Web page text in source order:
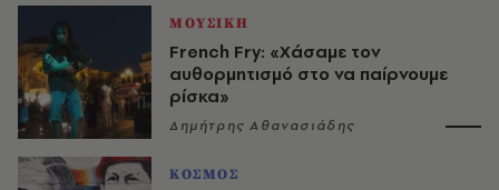
ΜΟΥΣΙΚΗ
French Fry: «Χάσαμε τον
αυθορμητισμό στο να παίρνουμε
ρίσκα»
Δημήτρης Αθανασιάδης
ΚΟΣΜΟΣ